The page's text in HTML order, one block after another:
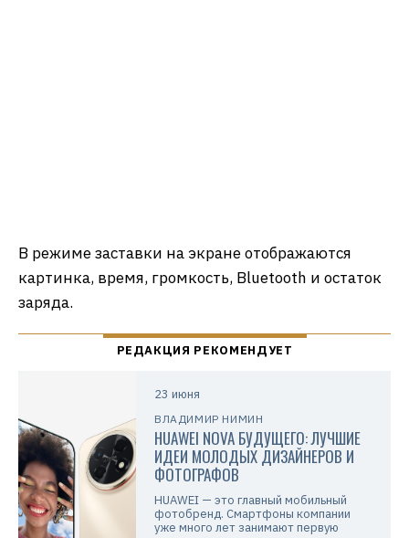
В режиме заставки на экране отображаются
картинка, время, громкость, Bluetooth и остаток
заряда.
23 июня
ВЛАДИМИР НИМИН
HUAWEI NOVA БУДУЩЕГО: ЛУЧШИЕ
ИДЕИ МОЛОДЫХ ДИЗАЙНЕРОВ И
ФОТОГРАФОВ
HUAWEI — это главный мобильный
фотобренд. Смартфоны компании
уже много лет занимают первую